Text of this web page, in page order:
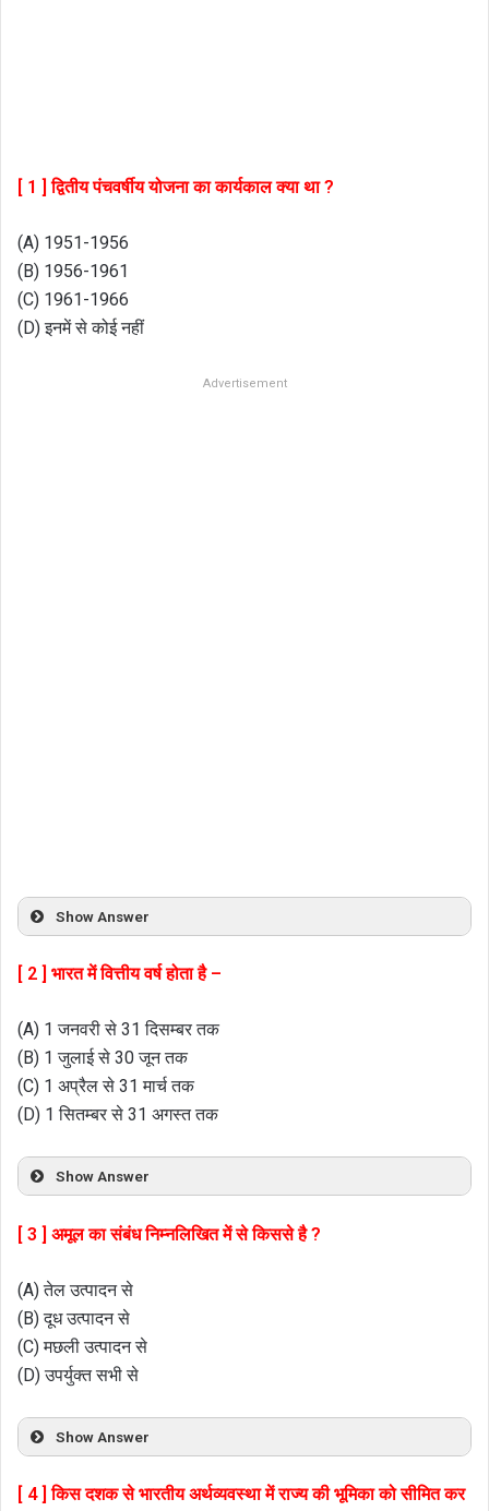
[ 1 ] द्वितीय पंचवर्षीय योजना का कार्यकाल क्या था ?
(A) 1951-1956
(B) 1956-1961
(C) 1961-1966
(D) इनमें से कोई नहीं
Advertisement
Show Answer
[ 2 ] भारत में वित्तीय वर्ष होता है –
(A) 1 जनवरी से 31 दिसम्बर तक
(B) 1 जुलाई से 30 जून तक
(C) 1 अप्रैल से 31 मार्च तक
(D) 1 सितम्बर से 31 अगस्त तक
Show Answer
[ 3 ] अमूल का संबंध निम्नलिखित में से किससे है ?
(A) तेल उत्पादन से
(B) दूध उत्पादन से
(C) मछली उत्पादन से
(D) उपर्युक्त सभी से
Show Answer
[ 4 ] किस दशक से भारतीय अर्थव्यवस्था में राज्य की भूमिका को सीमित कर